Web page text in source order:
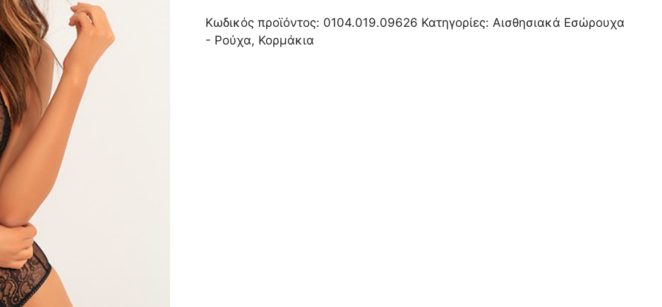
Κωδικός προϊόντος: 0104.019.09626 Κατηγορίες: Αισθησιακά Εσώρουχα
- Ρούχα, Κορμάκια